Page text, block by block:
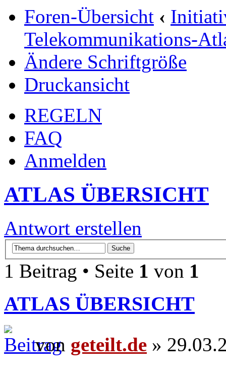
Foren-Übersicht ‹
Telekommunikations-
Ändere Schriftgröße
Druckansicht
REGELN
FAQ
Anmelden
ATLAS ÜBERSICHT
Antwort erstellen
1 Beitrag • Seite 1 von 1
ATLAS ÜBERSICHT
von geteilt.de »